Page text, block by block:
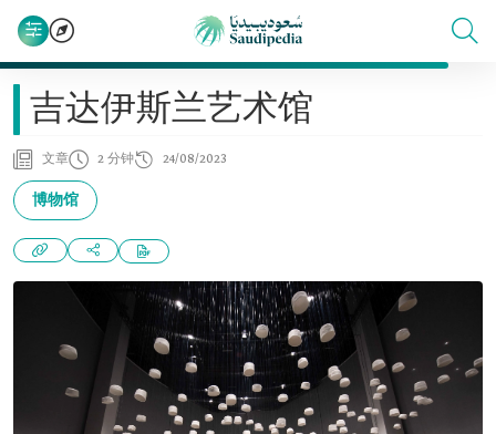
‏吉达伊斯兰艺术馆
文章 2 分钟 24/08/2023
博物馆